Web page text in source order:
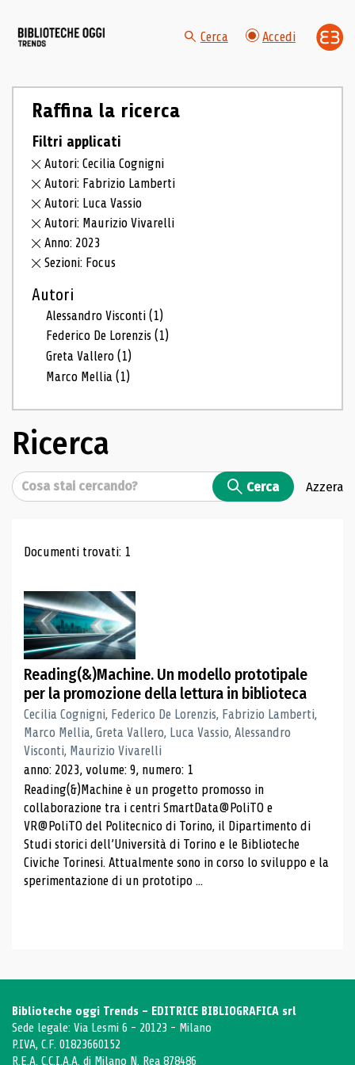
Cerca Accedi
Raffina la ricerca
Filtri applicati
Autori: Cecilia Cognigni
Autori: Fabrizio Lamberti
Autori: Luca Vassio
Autori: Maurizio Vivarelli
Anno: 2023
Sezioni: Focus
Autori
Alessandro Visconti(1)
Federico De Lorenzis(1)
Greta Vallero(1)
Marco Mellia(1)
Ricerca
Cerca Cerca Azzera
Risultati di ricerca
Documenti trovati: 1
Reading(&)Machine. Un modello prototipale
per la promozione della lettura in biblioteca
Cecilia Cognigni, Federico De Lorenzis, Fabrizio Lamberti,
Marco Mellia, Greta Vallero, Luca Vassio, Alessandro
Visconti, Maurizio Vivarelli
anno: 2023, volume: 9, numero: 1
Reading(&)Machine è un progetto promosso in
collaborazione tra i centri SmartData@PoliTO e
VR@PoliTO del Politecnico di Torino, il Dipartimento di
Studi storici dell’Università di Torino e le Biblioteche
Civiche Torinesi. Attualmente sono in corso lo sviluppo e la
sperimentazione di un prototipo ...
Biblioteche oggi Trends - EDITRICE BIBLIOGRAFICA srl
Sede legale: Via Lesmi 6 - 20123 - Milano
P.IVA, C.F. 01823660152
R.E.A. C.C.I.A.A. di Milano N. Rea 878486